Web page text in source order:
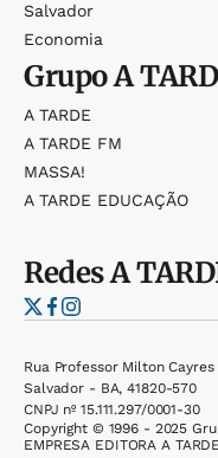
Salvador
Economia
GrupoA
A TARDE
A TARDE FM
MASSA!
A TARDE EDUCAÇÃO
RedesA
Rua Professor Milton
Salvador - BA, 41820-570
CNPJ nº 15.111.297/0001-30
Copyright © 1996 - 2025
EMPRESA EDITORA A